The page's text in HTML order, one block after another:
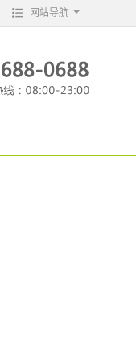
网站导航